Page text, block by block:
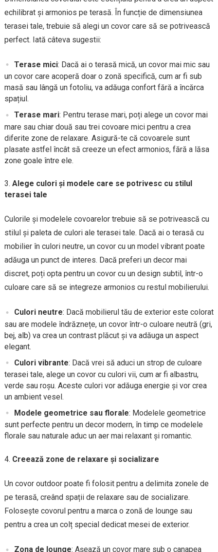
echilibrat și armonios pe terasă. În funcție de dimensiunea
terasei tale, trebuie să alegi un covor care să se potrivească
perfect. Iată câteva sugestii:
Terase mici: Dacă ai o terasă mică, un covor mai mic sau
un covor care acoperă doar o zonă specifică, cum ar fi sub
masă sau lângă un fotoliu, va adăuga confort fără a încărca
spațiul.
Terase mari: Pentru terase mari, poți alege un covor mai
mare sau chiar două sau trei covoare mici pentru a crea
diferite zone de relaxare. Asigură-te că covoarele sunt
plasate astfel încât să creeze un efect armonios, fără a lăsa
zone goale între ele.
Alege culori și modele care se potrivesc cu stilul
terasei tale
Culorile și modelele covoarelor trebuie să se potrivească cu
stilul și paleta de culori ale terasei tale. Dacă ai o terasă cu
mobilier în culori neutre, un covor cu un model vibrant poate
adăuga un punct de interes. Dacă preferi un decor mai
discret, poți opta pentru un covor cu un design subtil, într-o
culoare care să se integreze armonios cu restul mobilierului.
Culori neutre: Dacă mobilierul tău de exterior este colorat
sau are modele îndrăznețe, un covor într-o culoare neutră (gri,
bej, alb) va crea un contrast plăcut și va adăuga un aspect
elegant.
Culori vibrante: Dacă vrei să aduci un strop de culoare
terasei tale, alege un covor cu culori vii, cum ar fi albastru,
verde sau roșu. Aceste culori vor adăuga energie și vor crea
un ambient vesel.
Modele geometrice sau florale: Modelele geometrice
sunt perfecte pentru un decor modern, în timp ce modelele
florale sau naturale aduc un aer mai relaxant și romantic.
Creează zone de relaxare și socializare
Un covor outdoor poate fi folosit pentru a delimita zonele de
pe terasă, creând spații de relaxare sau de socializare.
Folosește covorul pentru a marca o zonă de lounge sau
pentru a crea un colț special dedicat mesei de exterior.
Zona de lounge: Așează un covor mare sub o canapea